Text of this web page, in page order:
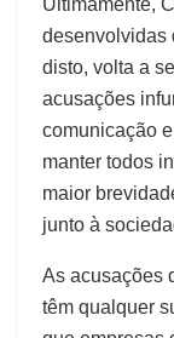
Ultimamente,
desenvolvidas
disto, volta a
acusações
comunicação
manter todos
maior
junto à
As acusações
têm qualquer